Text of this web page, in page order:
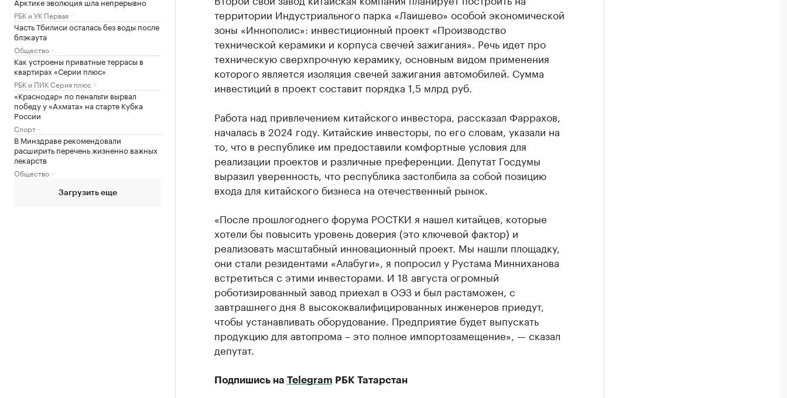
РБК и УК Первая
Часть Тбилиси осталась без воды после
блэкаута
Общество
Как устроены приватные террасы в
квартирах «Серии плюс»
РБК и ПИК Серия плюс
«Краснодар» по пенальти вырвал
победу у «Ахмата» на старте Кубка
России
Спорт
В Минздраве рекомендовали
расширить перечень жизненно важных
лекарств
Общество
Загрузить еще
территории Индустриального парка «Лаишево» особой экономической
зоны «Иннополис»: инвестиционный проект «Производство
технической керамики и корпуса свечей зажигания». Речь идет про
техническую сверхпрочную керамику, основным видом применения
которого является изоляция свечей зажигания автомобилей. Сумма
инвестиций в проект составит порядка 1,5 млрд руб.
Работа над привлечением китайского инвестора, рассказал Фаррахов,
началась в 2024 году. Китайские инвесторы, по его словам, указали на
то, что в республике им предоставили комфортные условия для
реализации проектов и различные преференции. Депутат Госдумы
выразил уверенность, что республика застолбила за собой позицию
входа для китайского бизнеса на отечественный рынок.
«После прошлогоднего форума РОСТКИ я нашел китайцев, которые
хотели бы повысить уровень доверия (это ключевой фактор) и
реализовать масштабный инновационный проект. Мы нашли площадку,
они стали резидентами «Алабуги», я попросил у Рустама Минниханова
встретиться с этими инвесторами. И 18 августа огромный
роботизированный завод приехал в ОЭЗ и был растаможен, с
завтрашнего дня 8 высококвалифицированных инженеров приедут,
чтобы устанавливать оборудование. Предприятие будет выпускать
продукцию для автопрома – это полное импортозамещение», — сказал
депутат.
Подпишись на Telegram РБК Татарстан